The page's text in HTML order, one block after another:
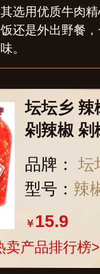
选用优质牛肉
还是外出野餐
。
坛坛乡 辣
剁辣椒 剁
泡椒辣酱
品牌：
坛
型号： 辣
￥ 15.9
卖产品排行榜>